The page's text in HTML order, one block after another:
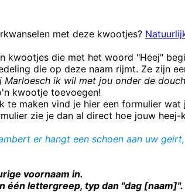
met deze kwootjes?
kwootjes die met het woord "Heej"
die op deze naam rijmt. Ze zijn
Marloesch ik wil met jou onder de
kwootje toevoegen!
te maken vind je hier een formulier
zie je dan al direct hoe jouw
er hangt een schoen aan uw
voornaam in.
één lettergreep, typ dan "dag [naam]".